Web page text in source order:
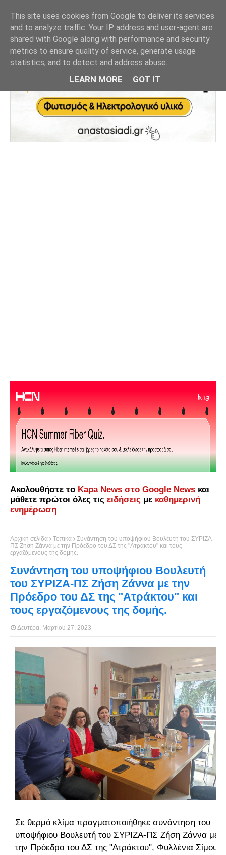
Ακολουθήστε το Kapa News στο Google News και
μάθετε πρώτοι όλες τις ειδήσεις με καθημερινή
ενημέρωση
Αρχική σελίδα Τοπικά
Συνάντηση του υποψήφιου Βουλευτή του ΣΥΡΙΖΑ-
ΠΣ Ζήση Ζάννα με την Πρόεδρο του ΔΣ της "Ατράκτου" και τους
εργαζόμενους της δομής.
Συνάντηση του υποψήφιου Βουλευτή
του ΣΥΡΙΖΑ-ΠΣ Ζήση Ζάννα με την
Πρόεδρο του ΔΣ της "Ατράκτου" και
τους εργαζόμενους της δομής.
Δευτέρα, Μαρτίου 27, 2023
Σε θερμό κλίμα πραγματοποιήθηκε συνάντηση του
υποψήφιου Βουλευτή του ΣΥΡΙΖΑ-ΠΣ Ζήση Ζάννα με
την Πρόεδρο του ΔΣ της "Ατράκτου", Φυλλένια Σίμου
This site uses cookies from Google to deliver its services
and to analyze traffic. Your IP address and user-agent are
shared with Google along with performance and security
metrics to ensure quality of service, generate usage
statistics, and to detect and address abuse.
LEARN MORE GOT IT